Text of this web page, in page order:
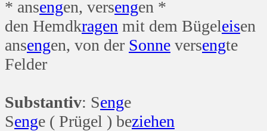
* ansengen, versengen *
den Hemdkragen mit dem Bügeleisen
ansengen, von der Sonne versengte
Felder
Substantiv: Senge
Senge ( Prügel ) beziehen